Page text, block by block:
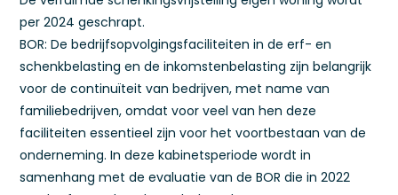
per 2024 geschrapt.
BOR: De bedrijfsopvolgingsfaciliteiten in de erf- en
schenkbelasting en de inkomstenbelasting zijn belangrijk
voor de continuïteit van bedrijven, met name van
familiebedrijven, omdat voor veel van hen deze
faciliteiten essentieel zijn voor het voortbestaan van de
onderneming. In deze kabinetsperiode wordt in
samenhang met de evaluatie van de BOR die in 2022